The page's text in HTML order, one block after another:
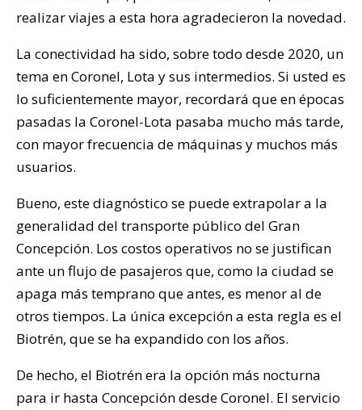
realizar viajes a esta hora agradecieron la novedad.
La conectividad ha sido, sobre todo desde 2020, un
tema en Coronel, Lota y sus intermedios. Si usted es
lo suficientemente mayor, recordará que en épocas
pasadas la Coronel-Lota pasaba mucho más tarde,
con mayor frecuencia de máquinas y muchos más
usuarios.
Bueno, este diagnóstico se puede extrapolar a la
generalidad del transporte público del Gran
Concepción. Los costos operativos no se justifican
ante un flujo de pasajeros que, como la ciudad se
apaga más temprano que antes, es menor al de
otros tiempos. La única excepción a esta regla es el
Biotrén, que se ha expandido con los años.
De hecho, el Biotrén era la opción más nocturna
para ir hasta Concepción desde Coronel. El servicio